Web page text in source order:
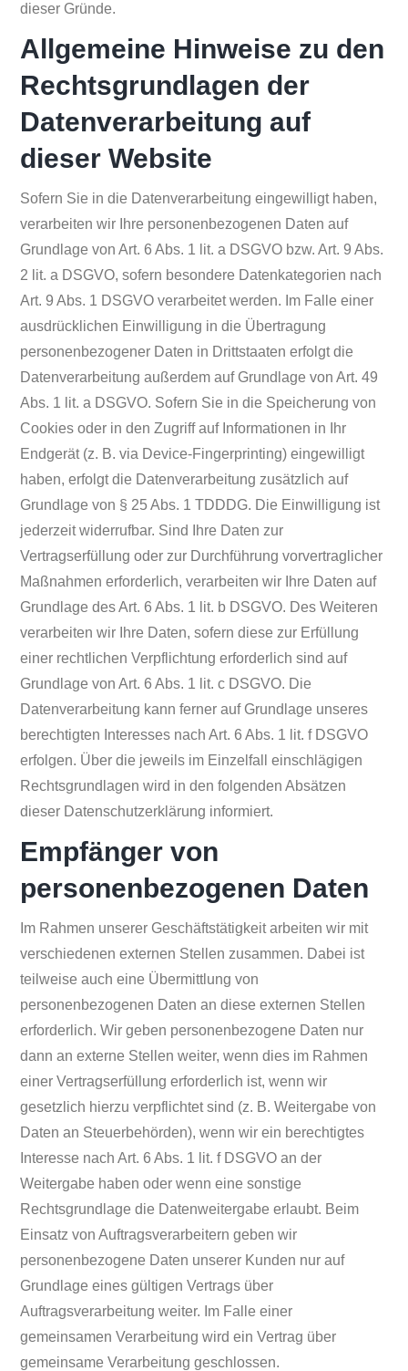
dieser Gründe.
Allgemeine Hinweise zu den
Rechtsgrundlagen der
Datenverarbeitung auf
dieser Website
Sofern Sie in die Datenverarbeitung eingewilligt haben,
verarbeiten wir Ihre personenbezogenen Daten auf
Grundlage von Art. 6 Abs. 1 lit. a DSGVO bzw. Art. 9 Abs.
2 lit. a DSGVO, sofern besondere Datenkategorien nach
Art. 9 Abs. 1 DSGVO verarbeitet werden. Im Falle einer
ausdrücklichen Einwilligung in die Übertragung
personenbezogener Daten in Drittstaaten erfolgt die
Datenverarbeitung außerdem auf Grundlage von Art. 49
Abs. 1 lit. a DSGVO. Sofern Sie in die Speicherung von
Cookies oder in den Zugriff auf Informationen in Ihr
Endgerät (z. B. via Device-Fingerprinting) eingewilligt
haben, erfolgt die Datenverarbeitung zusätzlich auf
Grundlage von § 25 Abs. 1 TDDDG. Die Einwilligung ist
jederzeit widerrufbar. Sind Ihre Daten zur
Vertragserfüllung oder zur Durchführung vorvertraglicher
Maßnahmen erforderlich, verarbeiten wir Ihre Daten auf
Grundlage des Art. 6 Abs. 1 lit. b DSGVO. Des Weiteren
verarbeiten wir Ihre Daten, sofern diese zur Erfüllung
einer rechtlichen Verpflichtung erforderlich sind auf
Grundlage von Art. 6 Abs. 1 lit. c DSGVO. Die
Datenverarbeitung kann ferner auf Grundlage unseres
berechtigten Interesses nach Art. 6 Abs. 1 lit. f DSGVO
erfolgen. Über die jeweils im Einzelfall einschlägigen
Rechtsgrundlagen wird in den folgenden Absätzen
dieser Datenschutzerklärung informiert.
Empfänger von
personenbezogenen Daten
Im Rahmen unserer Geschäftstätigkeit arbeiten wir mit
verschiedenen externen Stellen zusammen. Dabei ist
teilweise auch eine Übermittlung von
personenbezogenen Daten an diese externen Stellen
erforderlich. Wir geben personenbezogene Daten nur
dann an externe Stellen weiter, wenn dies im Rahmen
einer Vertragserfüllung erforderlich ist, wenn wir
gesetzlich hierzu verpflichtet sind (z. B. Weitergabe von
Daten an Steuerbehörden), wenn wir ein berechtigtes
Interesse nach Art. 6 Abs. 1 lit. f DSGVO an der
Weitergabe haben oder wenn eine sonstige
Rechtsgrundlage die Datenweitergabe erlaubt. Beim
Einsatz von Auftragsverarbeitern geben wir
personenbezogene Daten unserer Kunden nur auf
Grundlage eines gültigen Vertrags über
Auftragsverarbeitung weiter. Im Falle einer
gemeinsamen Verarbeitung wird ein Vertrag über
gemeinsame Verarbeitung geschlossen.